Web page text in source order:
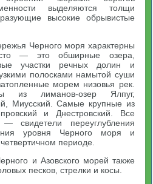
выделяются толщи
высокие обрывистые
Черного моря характерны
— это обширные озера,
участки речных долин и
полосками намытой суши
морем низовья рек.
из лиманов-озер Ялпуг,
Миусский. Самые крупные из
и Днестровский. Все
свидетели переуглубления
уровня Черного моря и
периоде.
и Азовского морей также
песков, стрелки и косы.